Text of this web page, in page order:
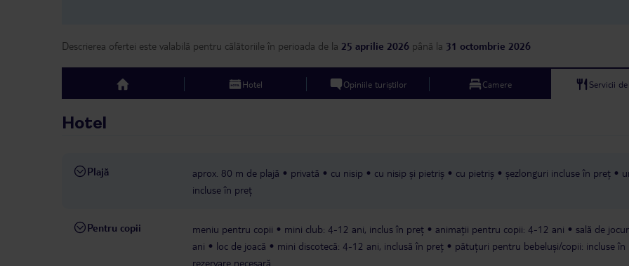
Descrierea ofertei este valabilă pentru călătoriile în perioada de la 25 aprilie 2026 până la 31 octombrie 2026
top Hotel Opiniile turiștilor Camere Servicii
Hotel
Plajă aprox. 80 m de plajă privată cu nisip cu nisip și pietriș cu pietriș șezlonguri incluse în preț
incluse în preț
Pentru copii meniu pentru copii mini club: 4-12 ani, inclus în preț animații pentru copii: 4-12 ani
sală de
ani
loc de joacă mini discotecă: 4-12 ani, inclusă în preț
pătuțuri pentru bebeluși/copii: incluse în
rezervare necesară